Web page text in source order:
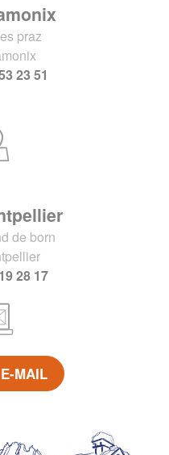
praz
23 51
de born
28 17
MAIL